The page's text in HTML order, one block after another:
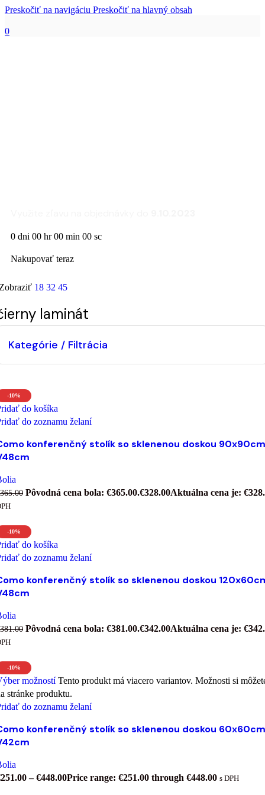
Preskočiť na navigáciu Preskočiť na hlavný obsah
0
0 dni 00 hr00 min 00 sc
Nakupovať teraz
18 32 45
laminát
Kategórie / Filtrácia
-10%
do košíka
do zoznamu želaní
konferenčný stolík so sklenenou doskou
365.00 Pôvodná cena bola: €365.00.€328.00Aktuálna cena je:
-10%
do košíka
do zoznamu želaní
konferenčný stolík so sklenenou doskou
381.00 Pôvodná cena bola: €381.00.€342.00Aktuálna cena je:
-10%
možností Tento produkt má viacero variantov. Možnosti si
stránke produktu.
do zoznamu želaní
konferenčný stolík so sklenenou doskou
251.00 – €448.00Price range: €251.00 through €448.00 s DPH